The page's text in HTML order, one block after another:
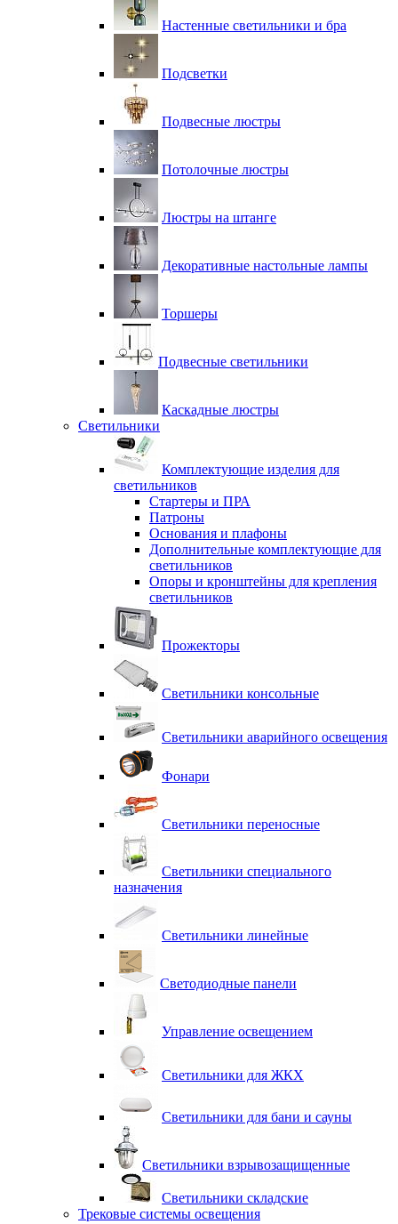
Настенные светильники и бра
Подсветки
Подвесные люстры
Потолочные люстры
Люстры на штанге
Декоративные настольные лампы
Торшеры
Подвесные светильники
Каскадные люстры
Светильники
Комплектующие изделия для
светильников
Стартеры и ПРА
Патроны
Основания и плафоны
Дополнительные комплектующие для
светильников
Опоры и кронштейны для крепления
светильников
Прожекторы
Светильники консольные
Светильники аварийного освещения
Фонари
Светильники переносные
Светильники специального
назначения
Светильники линейные
Светодиодные панели
Управление освещением
Светильники для ЖКХ
Светильники для бани и сауны
Светильники взрывозащищенные
Светильники складские
Трековые системы освещения